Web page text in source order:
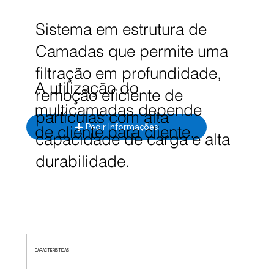
Pedir Informações
Sistema em estrutura de
Camadas que permite uma
filtração em profundidade,
remoção eficiente de
partículas com alta
capacidade de carga e alta
durabilidade.
A utilização do
multicamadas depende
de cliente para cliente.
CARACTERÍSTICAS